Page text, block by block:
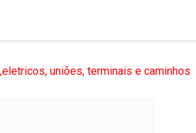
uniões, terminais e caminhos